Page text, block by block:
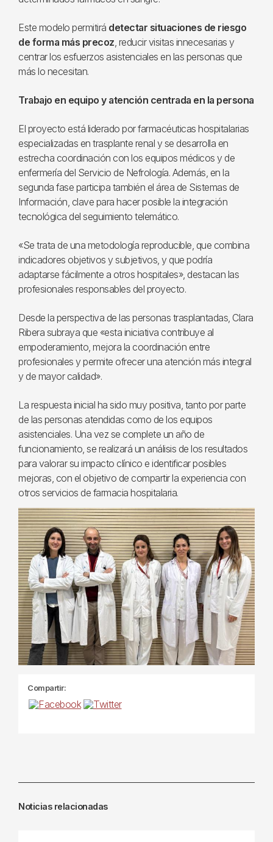
Este modelo permitirá detectar situaciones de riesgo
de forma más precoz, reducir visitas innecesarias y
centrar los esfuerzos asistenciales en las personas que
más lo necesitan.
Trabajo en equipo y atención centrada en la persona
El proyecto está liderado por farmacéuticas hospitalarias
especializadas en trasplante renal y se desarrolla en
estrecha coordinación con los equipos médicos y de
enfermería del Servicio de Nefrología. Además, en la
segunda fase participa también el área de Sistemas de
Información, clave para hacer posible la integración
tecnológica del seguimiento telemático.
«Se trata de una metodología reproducible, que combina
indicadores objetivos y subjetivos, y que podría
adaptarse fácilmente a otros hospitales», destacan las
profesionales responsables del proyecto.
Desde la perspectiva de las personas trasplantadas, Clara
Ribera subraya que «esta iniciativa contribuye al
empoderamiento, mejora la coordinación entre
profesionales y permite ofrecer una atención más integral
y de mayor calidad».
La respuesta inicial ha sido muy positiva, tanto por parte
de las personas atendidas como de los equipos
asistenciales. Una vez se complete un año de
funcionamiento, se realizará un análisis de los resultados
para valorar su impacto clínico e identificar posibles
mejoras, con el objetivo de compartir la experiencia con
otros servicios de farmacia hospitalaria.
Compartir:
Noticias relacionadas